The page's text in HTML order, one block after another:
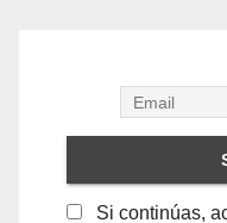
Si continúas,